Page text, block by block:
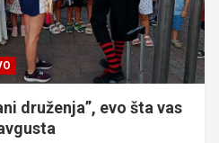
druženja”, evo šta vas